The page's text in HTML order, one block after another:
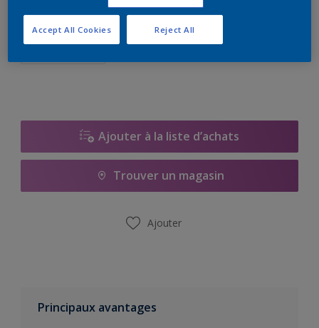
Quantité
Ajouter à la liste d’achats
Trouver un magasin
Ajouter
Principaux avantages
Reject All
Accept All Cookies